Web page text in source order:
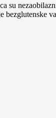
su
bezglutenske